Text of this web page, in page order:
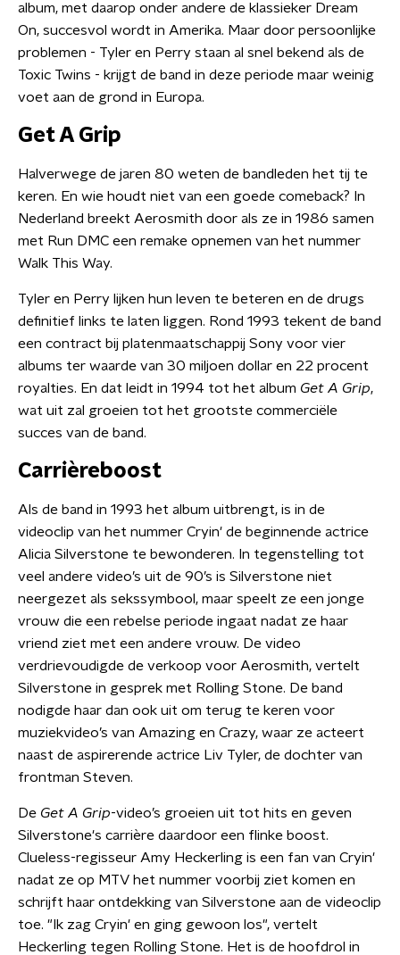
album, met daarop onder andere de klassieker Dream
On, succesvol wordt in Amerika. Maar door persoonlijke
problemen - Tyler en Perry staan al snel bekend als de
Toxic Twins - krijgt de band in deze periode maar weinig
voet aan de grond in Europa.
Get A Grip
Halverwege de jaren 80 weten de bandleden het tij te
keren. En wie houdt niet van een goede comeback? In
Nederland breekt Aerosmith door als ze in 1986 samen
met Run DMC een remake opnemen van het nummer
Walk This Way.
Tyler en Perry lijken hun leven te beteren en de drugs
definitief links te laten liggen. Rond 1993 tekent de band
een contract bij platenmaatschappij Sony voor vier
albums ter waarde van 30 miljoen dollar en 22 procent
royalties. En dat leidt in 1994 tot het album Get A Grip,
wat uit zal groeien tot het grootste commerciële
succes van de band.
Carrièreboost
Als de band in 1993 het album uitbrengt, is in de
videoclip van het nummer Cryin' de beginnende actrice
Alicia Silverstone te bewonderen. In tegenstelling tot
veel andere video’s uit de 90’s is Silverstone niet
neergezet als sekssymbool, maar speelt ze een jonge
vrouw die een rebelse periode ingaat nadat ze haar
vriend ziet met een andere vrouw. De video
verdrievoudigde de verkoop voor Aerosmith, vertelt
Silverstone in gesprek met Rolling Stone. De band
nodigde haar dan ook uit om terug te keren voor
muziekvideo’s van Amazing en Crazy, waar ze acteert
naast de aspirerende actrice Liv Tyler, de dochter van
frontman Steven.
De Get A Grip-video’s groeien uit tot hits en geven
Silverstone's carrière daardoor een flinke boost.
Clueless-regisseur Amy Heckerling is een fan van Cryin'
nadat ze op MTV het nummer voorbij ziet komen en
schrijft haar ontdekking van Silverstone aan de videoclip
toe. "Ik zag Cryin' en ging gewoon los", vertelt
Heckerling tegen Rolling Stone. Het is de hoofdrol in